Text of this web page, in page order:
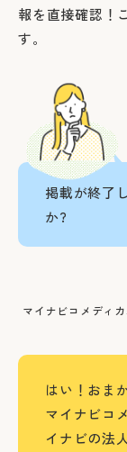
報を直接確認！
す。
掲載が終了
か?
マイナビコメディ
はい！おま
マイナビコ
イナビの法